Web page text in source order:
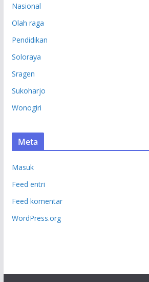
Nasional
Olah raga
Pendidikan
Soloraya
Sragen
Sukoharjo
Wonogiri
Meta
Masuk
Feed entri
Feed komentar
WordPress.org